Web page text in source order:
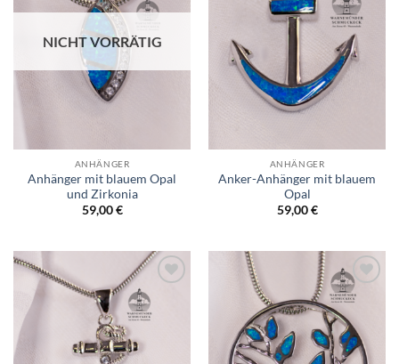
NICHT VORRÄTIG
ANHÄNGER
Anhänger mit blauem Opal
und Zirkonia
59,00€
ANHÄNGER
Anker-Anhänger mit blauem
Opal
59,00€
Wunschliste Wunschliste